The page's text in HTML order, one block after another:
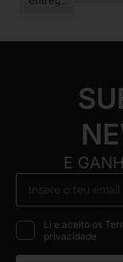
E
Li e aceito os
privacidade